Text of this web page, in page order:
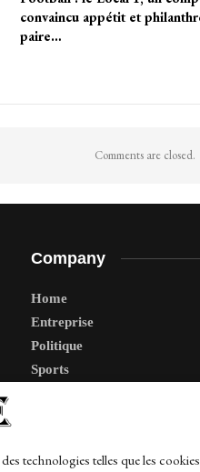
technologies telles que les cookies
convaincu appétit et
paire…
Comments are closed.
Company
Home
Entreprise
Politique
Sports